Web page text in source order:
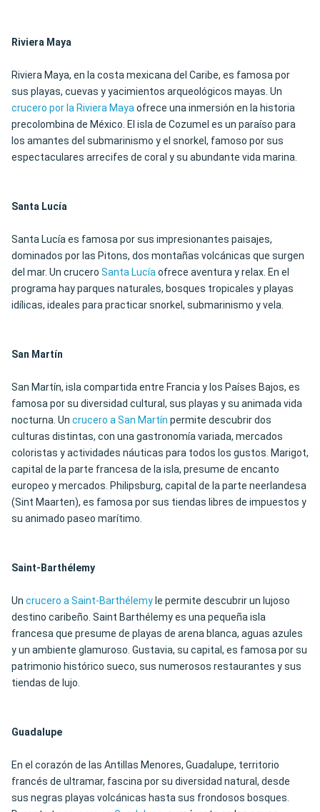
Riviera Maya
Riviera Maya, en la costa mexicana del Caribe, es famosa por
sus playas, cuevas y yacimientos arqueológicos mayas. Un
crucero por la Riviera Mayaofrece una inmersión en la historia
precolombina de México. El isla de Cozumel es un paraíso para
los amantes del submarinismo y el snorkel, famoso por sus
espectaculares arrecifes de coral y su abundante vida marina.
Santa Lucía
Santa Lucía es famosa por sus impresionantes paisajes,
dominados por las Pitons, dos montañas volcánicas que surgen
del mar. Un crucero Santa Lucíaofrece aventura y relax. En el
programa hay parques naturales, bosques tropicales y playas
idílicas, ideales para practicar snorkel, submarinismo y vela.
San Martín
San Martín, isla compartida entre Francia y los Países Bajos, es
famosa por su diversidad cultural, sus playas y su animada vida
nocturna. Un crucero a San Martín permite descubrir dos
culturas distintas, con una gastronomía variada, mercados
coloristas y actividades náuticas para todos los gustos. Marigot,
capital de la parte francesa de la isla, presume de encanto
europeo y mercados. Philipsburg, capital de la parte neerlandesa
(Sint Maarten), es famosa por sus tiendas libres de impuestos y
su animado paseo marítimo.
Saint-Barthélemy
Un crucero a Saint-Barthélemy le permite descubrir un lujoso
destino caribeño. Saint Barthélemy es una pequeña isla
francesa que presume de playas de arena blanca, aguas azules
y un ambiente glamuroso. Gustavia, su capital, es famosa por su
patrimonio histórico sueco, sus numerosos restaurantes y sus
tiendas de lujo.
Guadalupe
En el corazón de las Antillas Menores, Guadalupe, territorio
francés de ultramar, fascina por su diversidad natural, desde
sus negras playas volcánicas hasta sus frondosos bosques.